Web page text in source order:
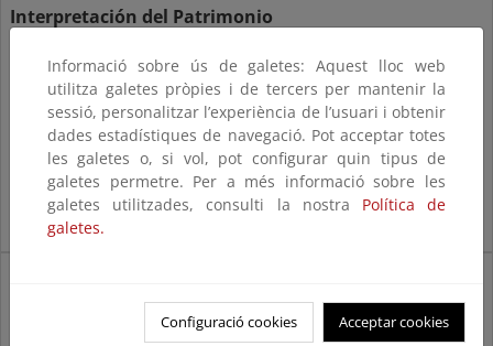
Interpretación del Patrimonio
gestión del Patrimonio.
Informació sobre ús de galetes: Aquest lloc web
utilitza galetes pròpies i de tercers per mantenir la
sessió, personalitzar l’experiència de l’usuari i obtenir
dades estadístiques de navegació. Pot acceptar totes
les galetes o, si vol, pot configurar quin tipus de
galetes permetre. Per a més informació sobre les
galetes utilitzades, consulti la nostra Política de
galetes.
Configuració cookies Acceptar cookies